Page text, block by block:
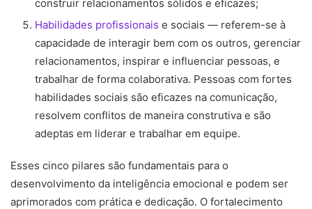
construir relacionamentos sólidos e eficazes;
Habilidades profissionais e sociais — referem-se à
capacidade de interagir bem com os outros, gerenciar
relacionamentos, inspirar e influenciar pessoas, e
trabalhar de forma colaborativa. Pessoas com fortes
habilidades sociais são eficazes na comunicação,
resolvem conflitos de maneira construtiva e são
adeptas em liderar e trabalhar em equipe.
Esses cinco pilares são fundamentais para o
desenvolvimento da inteligência emocional e podem ser
aprimorados com prática e dedicação. O fortalecimento